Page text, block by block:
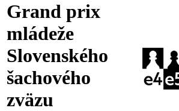
Grand prix
mládeže
Slovenského
šachového
zväzu